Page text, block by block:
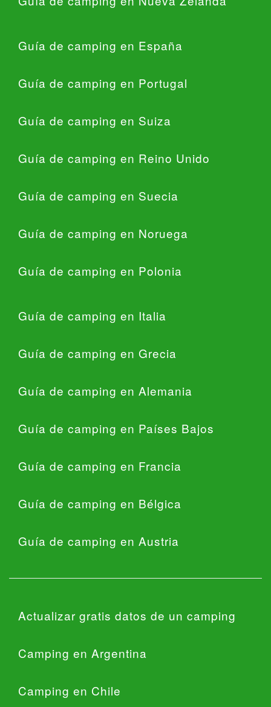
Guía de camping en España
Guía de camping en Portugal
Guía de camping en Suiza
Guía de camping en Reino Unido
Guía de camping en Suecia
Guía de camping en Noruega
Guía de camping en Polonia
Guía de camping en Italia
Guía de camping en Grecia
Guía de camping en Alemania
Guía de camping en Países Bajos
Guía de camping en Francia
Guía de camping en Bélgica
Guía de camping en Austria
Actualizar gratis datos de un camping
Camping en Argentina
Camping en Chile